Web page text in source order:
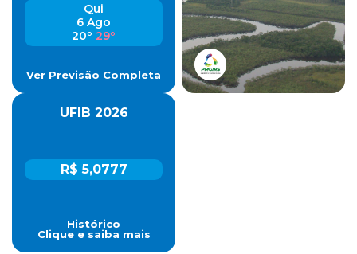
Qui
6 Ago
20º 29º
Ver Previsão Completa
UFIB 2026
R$ 5,0777
Histórico
Clique e saiba mais